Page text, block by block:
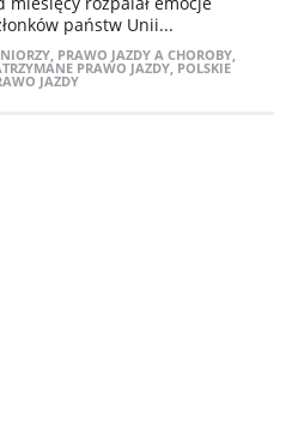
państw Unii...
, PRAWO JAZDY A CHOROBY,
PRAWO JAZDY, POLSKIE
JAZDY